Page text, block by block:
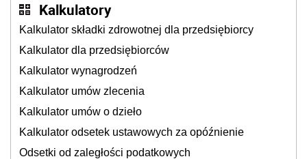
Kalkulatory
Kalkulator składki zdrowotnej dla przedsiębiorcy
Kalkulator dla przedsiębiorców
Kalkulator wynagrodzeń
Kalkulator umów zlecenia
Kalkulator umów o dzieło
Kalkulator odsetek ustawowych za opóźnienie
Odsetki od zaległości podatkowych